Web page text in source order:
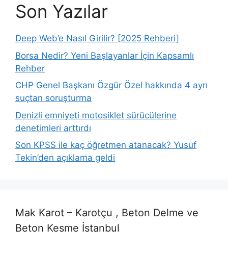
Son Yazılar
Deep Web’e Nasıl Girilir? [2025 Rehberi]
Borsa Nedir? Yeni Başlayanlar İçin Kapsamlı
Rehber
CHP Genel Başkanı Özgür Özel hakkında 4 ayrı
suçtan soruşturma
Denizli emniyeti motosiklet sürücülerine
denetimleri arttırdı
Son KPSS ile kaç öğretmen atanacak? Yusuf
Tekin’den açıklama geldi
Mak Karot – Karotçu , Beton Delme ve
Beton Kesme İstanbul